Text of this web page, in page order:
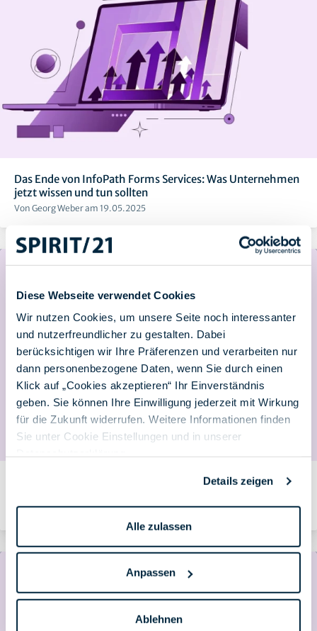
Diese Webseite verwendet Cookies
Wir nutzen Cookies, um unsere Seite noch interessanter
und nutzerfreundlicher zu gestalten. Dabei
berücksichtigen wir Ihre Präferenzen und verarbeiten nur
dann personenbezogene Daten, wenn Sie durch einen
Klick auf „Cookies akzeptieren“ Ihr Einverständnis
geben. Sie können Ihre Einwilligung jederzeit mit Wirkung
für die Zukunft widerrufen. Weitere Informationen finden
Sie unter Cookie Einstellungen und in unserer
Details zeigen
Alle zulassen
Anpassen
Ablehnen
Das Ende von InfoPath Forms Services: Was Unternehmen
jetzt wissen und tun sollten
Von Georg Weber am 19.05.2025
Neue Richtlinien für nicht lizenzierte OneDrive-Konten:
Von Georg Weber am 20.03.2025